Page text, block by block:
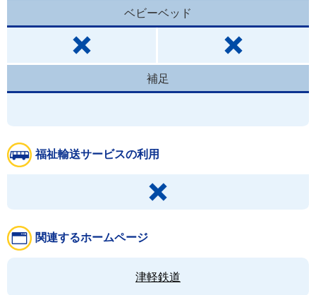
ベビーベッド
補足
福祉輸送サービスの利用
関連するホームページ
津軽鉄道